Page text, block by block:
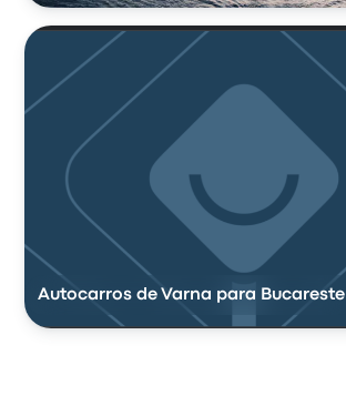
Autocarros de Varna para Bucareste